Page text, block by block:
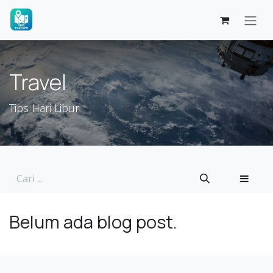
Skip ke Konten
Travel
Tips Hari Libur
Belum ada blog post.